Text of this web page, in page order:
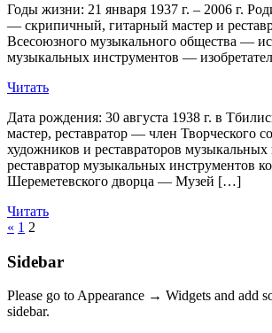
Годы жизни: 21 января 1937 г. – 2006 г.
— скрипичный, гитарный мастер и
Всесоюзного музыкального общества —
музыкальных инструментов —
Читать
Дата рождения: 30 августа 1938 г. в
мастер, реставратор — член Творческого
художников и реставраторов
реставратор музыкальных инструментов
Шереметевского дворца — Музей […]
Читать
« 1 2
Sidebar
Please go to Appearance → Widgets and add
sidebar.